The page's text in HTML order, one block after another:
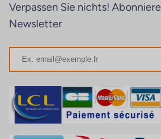
Verpassen Sie nichts!
Newsletter